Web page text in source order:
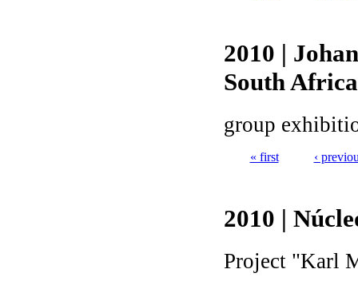
2010 |
South Africa
group
« first ‹
2010 |
Project "Karl